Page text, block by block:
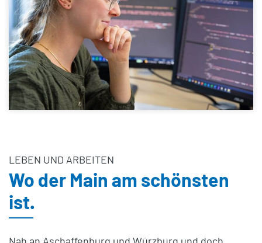
LEBEN UND ARBEITEN
Wo der Main am schönsten
ist.